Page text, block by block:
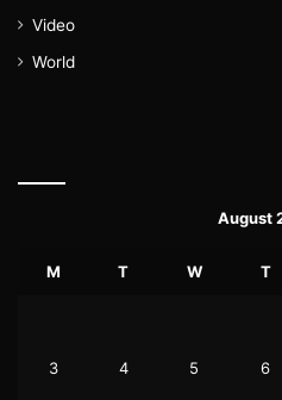
Video
World
August
M T W T
3 4 5 6